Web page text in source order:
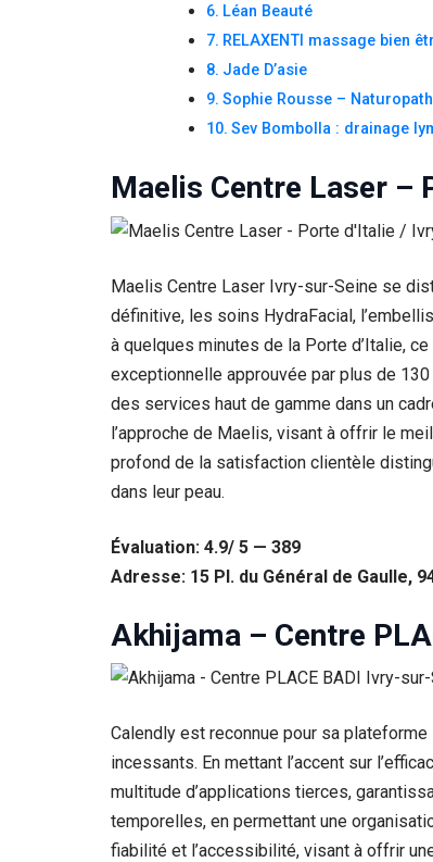
Léan Beauté
RELAXENTI massage bien
Jade D’asie
Sophie Rousse –
Sev Bombolla : drainage
Maelis Centre Laser –
Maelis Centre Laser Ivry-sur-Seine se
définitive, les soins HydraFacial,
à quelques minutes de la Porte d’Italie,
exceptionnelle approuvée par plus de
des services haut de gamme dans un
l’approche de Maelis, visant à offrir le
profond de la satisfaction clientèle
dans leur peau.
Évaluation: 4.9/ 5 — 389
Adresse: 15 Pl. du Général de Gaulle,
Akhijama – Centre
Calendly est reconnue pour sa
incessants. En mettant l’accent sur
multitude d’applications tierces,
temporelles, en permettant une
fiabilité et l’accessibilité, visant à offrir